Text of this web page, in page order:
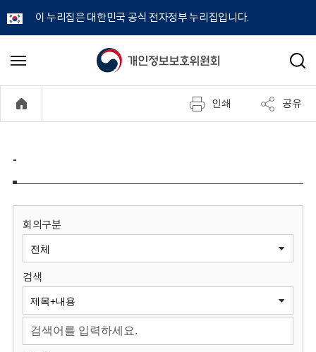
이 누리집은 대한민국 공식 전자정부 누리집입니다.
개
정
보
원
회
메
기
검
인쇄 공유
-
회의구분
검색